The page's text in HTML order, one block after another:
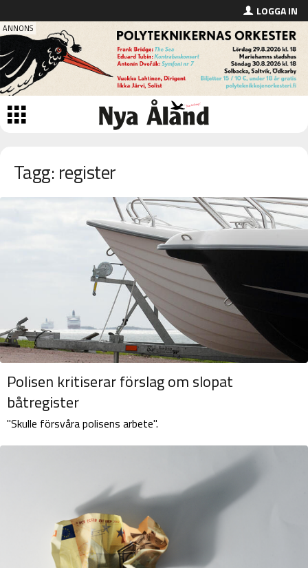
LOGGA IN
Tagg: register
Polisen kritiserar förslag om slopat
båtregister
"Skulle försvåra polisens arbete".